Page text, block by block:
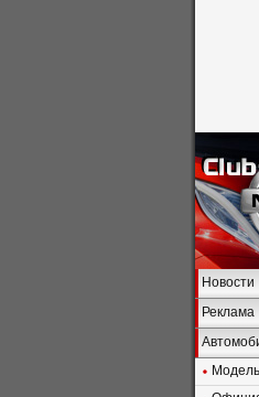
Новости
Реклама